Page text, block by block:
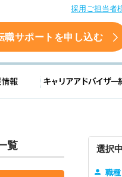
採用ご担当者
職サポートを申し込む
転職支援情報
覧 選択
職種